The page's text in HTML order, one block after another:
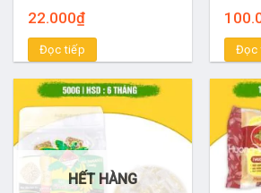
22.000₫
Đọc tiếp Đọc
HẾT HÀNG